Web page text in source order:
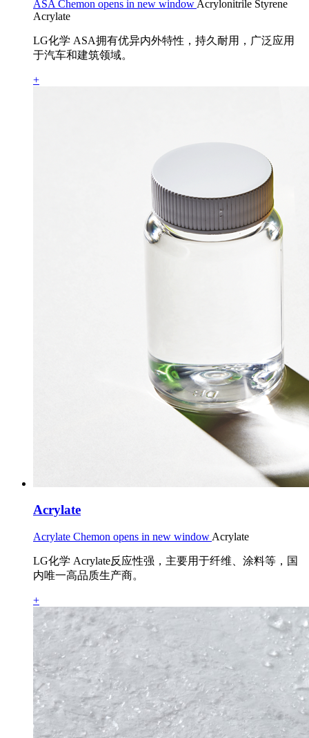
ASA Chemon opens in new window Acrylonitrile Styrene
Acrylate
LG化学 ASA拥有优异内外特性，持久耐用，广泛应用
于汽车和建筑领域。
+
Acrylate
Acrylate Chemon opens in new window Acrylate
LG化学 Acrylate反应性强，主要用于纤维、涂料等，国
内唯一高品质生产商。
+